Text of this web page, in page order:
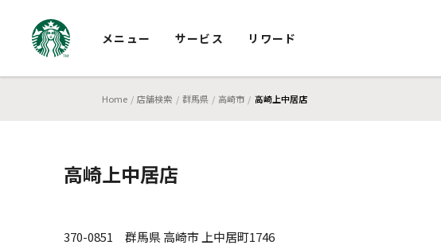
メニュー サービス リワード
Home 店舗検索 群馬県 高崎市 高崎上中居店
高崎上中居店
370-0851 群馬県 高崎市 上中居町1746